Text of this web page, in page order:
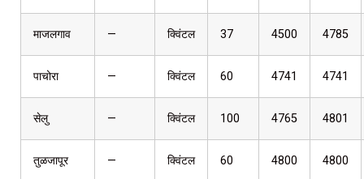
माजलगाव — क्विंटल 37 4500 4785
पाचोरा — क्विंटल 60 4741 4741
सेलु — क्विंटल 100 4765 4801
तुळजापूर — क्विंटल 60 4800 4800